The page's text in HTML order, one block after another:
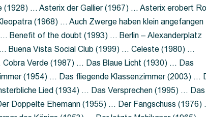
… Asterix der Gallier (1967) … Asterix erobert
(1968) … Auch Zwerge haben klein angefangen
Benefit of the doubt (1993) … Berlin – Alexanderplatz
Buena Vista Social Club (1999) … Celeste (1980) …
Verde (1987) … Das Blaue Licht (1930) … Das
(1954) … Das fliegende Klassenzimmer (2003) …
Lied (1934) … Das Versprechen (1995) … Das
Doppelte Ehemann (1955) … Der Fangschuss (1976)